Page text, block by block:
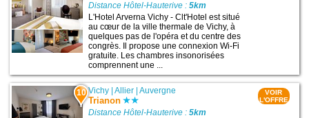
Distance Hôtel-Hauterive :5km
L'Hotel Arverna Vichy - Clt'Hotel est situé
au cœur de la ville thermale de Vichy, à
quelques pas de l'opéra et du centre des
congrès. Il propose une connexion Wi-Fi
gratuite. Les chambres insonorisées
comprennent une ...
10 Vichy |Allier |Auvergne
Trianon
Distance Hôtel-Hauterive :5km
VOIR
L'OFFRE